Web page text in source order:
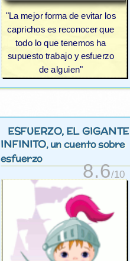
"La mejor forma de evitar los
caprichos es reconocer que
todo lo que tenemos ha
supuesto trabajo y esfuerzo
de alguien"
ESFUERZO, EL GIGANTE
INFINITO, un cuento sobre
esfuerzo
8.6/10